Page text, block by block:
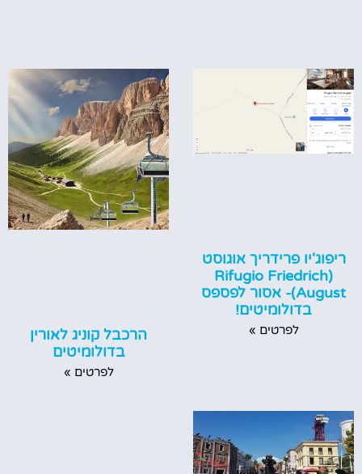
ריפוג'יו פרידריך אוגוסט
(Rifugio Friedrich
August‏)- אסור לפספס
בדולומיטים!
לפרטים »
הרכבל קוניג לאורין
בדולומיטים
לפרטים »